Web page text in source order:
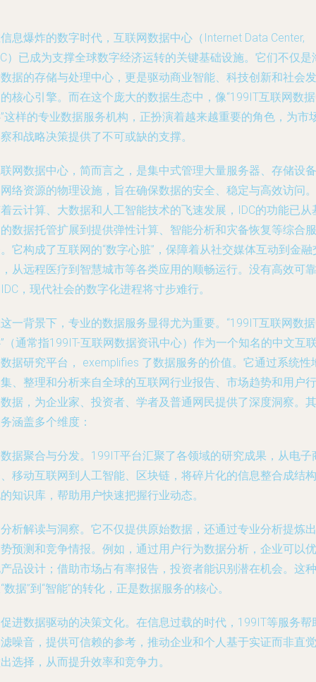
息爆炸的数字时代，互联网数据中心（Internet Data Center,
）已成为支撑全球数字经济运转的关键基础设施。它们不仅是
据的存储与处理中心，更是驱动商业智能、科技创新和社会发
核心引擎。而在这个庞大的数据生态中，像“199IT互联网数
这样的专业数据服务机构，正扮演着越来越重要的角色，为市
和战略决策提供了不可或缺的支撑。
网数据中心，简而言之，是集中式管理大量服务器、存储设备
络资源的物理设施，旨在确保数据的安全、稳定与高效访问。
云计算、大数据和人工智能技术的飞速发展，IDC的功能已从
数据托管扩展到提供弹性计算、智能分析和灾备恢复等综合服
它构成了互联网的“数字心脏”，保障着从社交媒体互动到金融
从远程医疗到智慧城市等各类应用的顺畅运行。没有高效可靠
，现代社会的数字化进程将寸步难行。
一背景下，专业的数据服务显得尤为重要。“199IT互联网数
（通常指199IT-互联网数据资讯中心）作为一个知名的中文互
据研究平台， exemplifies 了数据服务的价值。它通过系统性
、整理和分析来自全球的互联网行业报告、市场趋势和用户行
据，为企业家、投资者、学者及普通网民提供了深度洞察。其
涵盖多个维度：
据聚合与分发。199IT平台汇聚了各领域的研究成果，从电子
移动互联网到人工智能、区块链，将碎片化的信息整合成结构
知识库，帮助用户快速把握行业动态。
析解读与洞察。它不仅提供原始数据，还通过专业分析提炼出
预测和竞争情报。例如，通过用户行为数据分析，企业可以优
品设计；借助市场占有率报告，投资者能识别潜在机会。这种
数据”到“智能”的转化，正是数据服务的核心。
进数据驱动的决策文化。在信息过载的时代，199IT等服务帮
噪音，提供可信赖的参考，推动企业和个人基于实证而非直觉
选择，从而提升效率和竞争力。